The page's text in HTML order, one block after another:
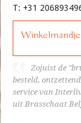
T: +31
Winkelmandje
Zojuist de
besteld,
service van
uit Brasschaat